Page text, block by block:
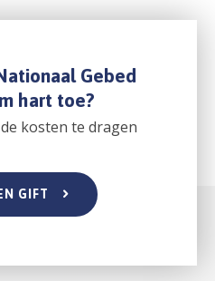
Gebed
hart toe?
kosten te dragen
GIFT